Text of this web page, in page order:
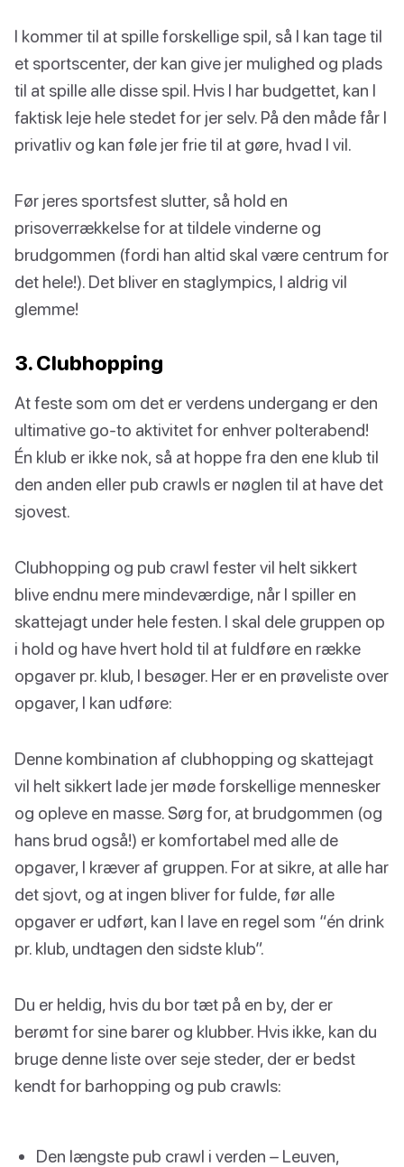
I kommer til at spille forskellige spil, så I kan tage til
et sportscenter, der kan give jer mulighed og plads
til at spille alle disse spil. Hvis I har budgettet, kan I
faktisk leje hele stedet for jer selv. På den måde får I
privatliv og kan føle jer frie til at gøre, hvad I vil.
Før jeres sportsfest slutter, så hold en
prisoverrækkelse for at tildele vinderne og
brudgommen (fordi han altid skal være centrum for
det hele!). Det bliver en staglympics, I aldrig vil
glemme!
3. Clubhopping
At feste som om det er verdens undergang er den
ultimative go-to aktivitet for enhver polterabend!
Én klub er ikke nok, så at hoppe fra den ene klub til
den anden eller pub crawls er nøglen til at have det
sjovest.
Clubhopping og pub crawl fester vil helt sikkert
blive endnu mere mindeværdige, når I spiller en
skattejagt under hele festen. I skal dele gruppen op
i hold og have hvert hold til at fuldføre en række
opgaver pr. klub, I besøger. Her er en prøveliste over
opgaver, I kan udføre:
Denne kombination af clubhopping og skattejagt
vil helt sikkert lade jer møde forskellige mennesker
og opleve en masse. Sørg for, at brudgommen (og
hans brud også!) er komfortabel med alle de
opgaver, I kræver af gruppen. For at sikre, at alle har
det sjovt, og at ingen bliver for fulde, før alle
opgaver er udført, kan I lave en regel som “én drink
pr. klub, undtagen den sidste klub”.
Du er heldig, hvis du bor tæt på en by, der er
berømt for sine barer og klubber. Hvis ikke, kan du
bruge denne liste over seje steder, der er bedst
kendt for barhopping og pub crawls:
Den længste pub crawl i verden – Leuven,